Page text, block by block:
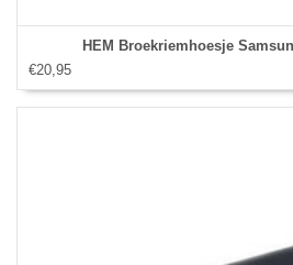
HEM Broekriemhoesje
€20,95